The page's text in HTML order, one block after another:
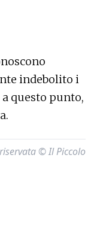
indebolito i
questo punto,
© Il Piccolo